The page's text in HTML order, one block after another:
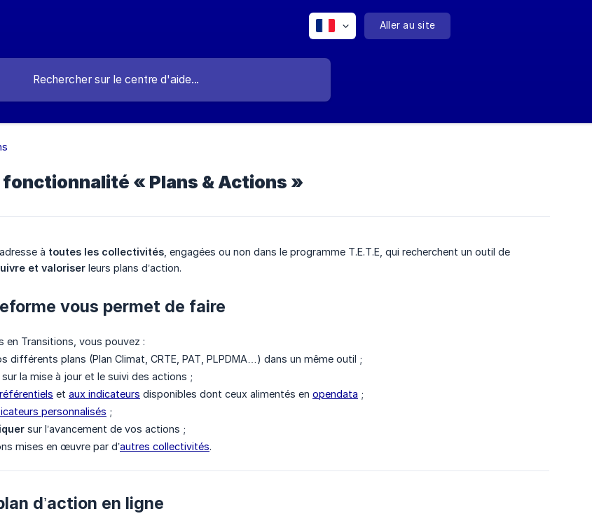
Aller au site
fonctionnalité « Plans & Actions »
à toutes les collectivités , engagées ou non dans le programme T.E.T.E, qui recherchent un outil de
et valoriser leurs plans d’action.
vous permet de faire
en Transitions, vous pouvez :
différents plans (Plan Climat, CRTE, PAT, PLPDMA…) dans un même outil ;
sur la mise à jour et le suivi des actions ;
et aux indicateurs disponibles dont ceux alimentés en opendata ;
personnalisés ;
sur l’avancement de vos actions ;
mises en œuvre par d’autres collectivités.
d’action en ligne